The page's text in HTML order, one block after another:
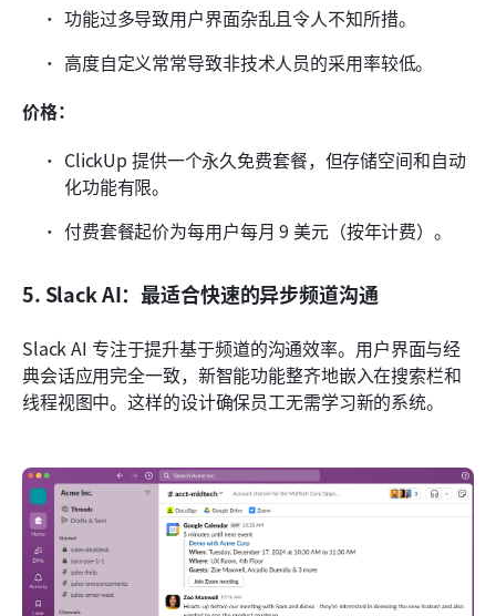
功能过多导致用户界面杂乱且令人不知所措。
高度自定义常常导致非技术人员的采用率较低。
价格：
ClickUp 提供一个永久免费套餐，但存储空间和自动
化功能有限。
付费套餐起价为每用户每月 9 美元（按年计费）。
5. Slack AI：最适合快速的异步频道沟通
Slack AI 专注于提升基于频道的沟通效率。用户界面与经
典会话应用完全一致，新智能功能整齐地嵌入在搜索栏和
线程视图中。这样的设计确保员工无需学习新的系统。